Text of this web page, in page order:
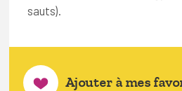
sauts).
Ajouter à mes